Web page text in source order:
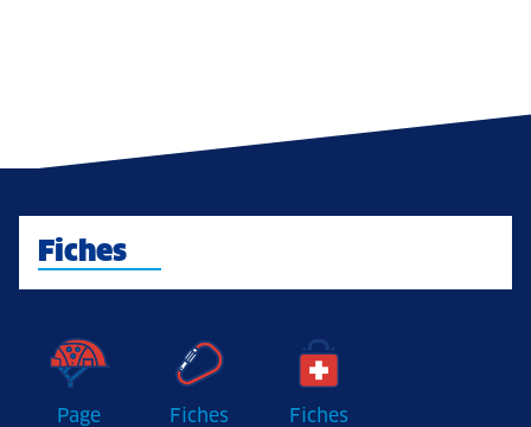
Fiches
Page
Fiches
Fiches